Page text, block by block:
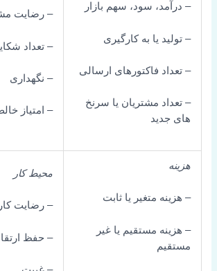
سود، سهم بازار
یا به کارگیری
فاکتورهای ارسالی
مشتریان یا سرنخ
– رضایت مشتری
– تعداد شکایات
– نگهداری
– امتیاز خالص پروموتر
متغیر یا ثابت
مستقیم یا غیر
– رضایت کارکنان
– حفظ ارتقای کارکنان